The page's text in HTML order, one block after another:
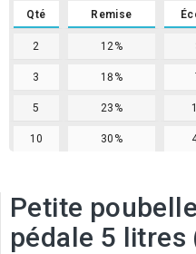
Qté Remise
2 12%
3 18%
5 23%
10 30%
Petite
pédale 5 litres